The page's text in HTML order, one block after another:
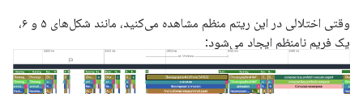
وقتی اختلالی در این ریتم منظم مشاهده می‌کنید، مانند شکل‌های ۵ و ۶،
یک فریم نامنظم ایجاد می‌شود: